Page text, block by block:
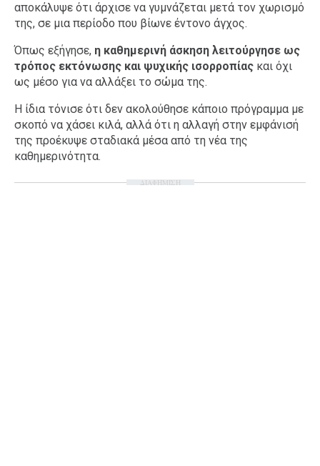
αποκάλυψε ότι άρχισε να γυμνάζεται μετά τον χωρισμό
της, σε μια περίοδο που βίωνε έντονο άγχος.
Όπως εξήγησε, η καθημερινή άσκηση λειτούργησε ως
τρόπος εκτόνωσης και ψυχικής ισορροπίας και όχι
ως μέσο για να αλλάξει το σώμα της.
Η ίδια τόνισε ότι δεν ακολούθησε κάποιο πρόγραμμα με
σκοπό να χάσει κιλά, αλλά ότι η αλλαγή στην εμφάνισή
της προέκυψε σταδιακά μέσα από τη νέα της
καθημερινότητα.
ΔΙΑΦΗΜΙΣΗ